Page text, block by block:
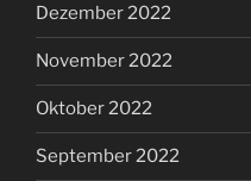
Dezember 2022
November 2022
Oktober 2022
September 2022